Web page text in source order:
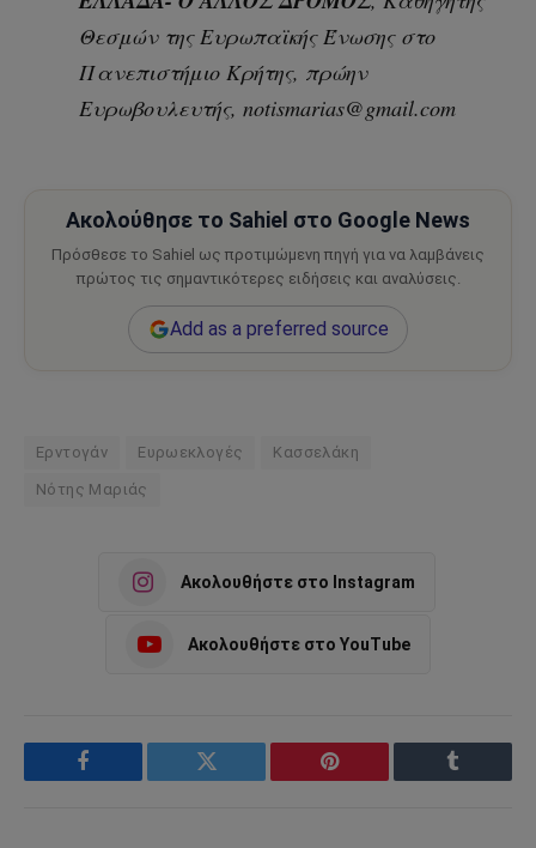
Θεσμών της Ευρωπαϊκής Ένωσης στο
Πανεπιστήμιο Κρήτης, πρώην
Ευρωβουλευτής, notismarias@gmail.com
Ακολούθησε το Sahiel στο Google News
Πρόσθεσε το Sahiel ως προτιμώμενη πηγή για να λαμβάνεις
πρώτος τις σημαντικότερες ειδήσεις και αναλύσεις.
Add as a preferred source
Ερντογάν Ευρωεκλογές Κασσελάκη
Νότης Μαριάς
Ακολουθήστε στο Instagram
Ακολουθήστε στο YouTube
Facebook Twitter Pinterest Tumblr